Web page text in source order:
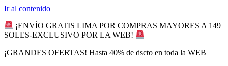
Ir al contenido
¡ENVÍO GRATIS LIMA POR COMPRAS MAYORES A 149
SOLES-EXCLUSIVO POR LA WEB!
¡GRANDES OFERTAS! Hasta 40% de dscto en toda la WEB